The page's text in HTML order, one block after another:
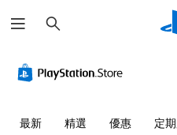
尋
最新 精選 優惠 定